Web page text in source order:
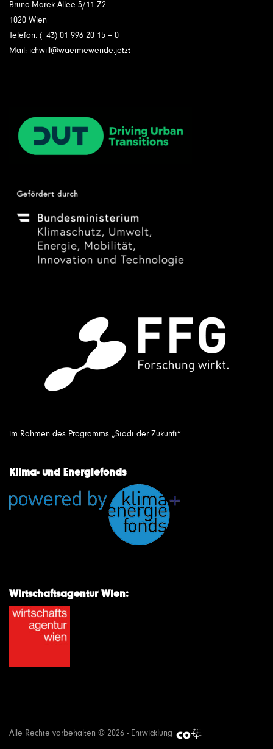
Bruno-Marek-Allee 5/11 Z2
1020 Wien
Telefon: (+43) 01 996 20 15 – 0
Mail: ichwill@waermewende.jetzt
im Rahmen des Programms „Stadt der Zukunft“
Klima- und Energiefonds
Wirtschaftsagentur Wien:
Alle Rechte vorbehalten © 2026 - Entwicklung